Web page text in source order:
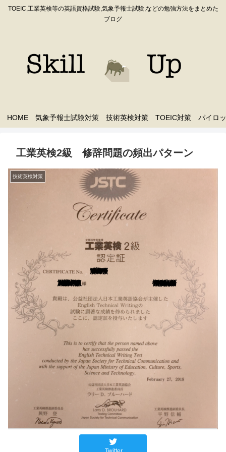
TOEIC,工業英検等の英語資格試験,気象予報士試験,などの勉強方法をまとめた
ブログ
HOME 気象予報士試験対策 技術英検対策 TOEIC対策 パイロ
工業英検2級 修辞問題の頻出パターン
技術英検対策